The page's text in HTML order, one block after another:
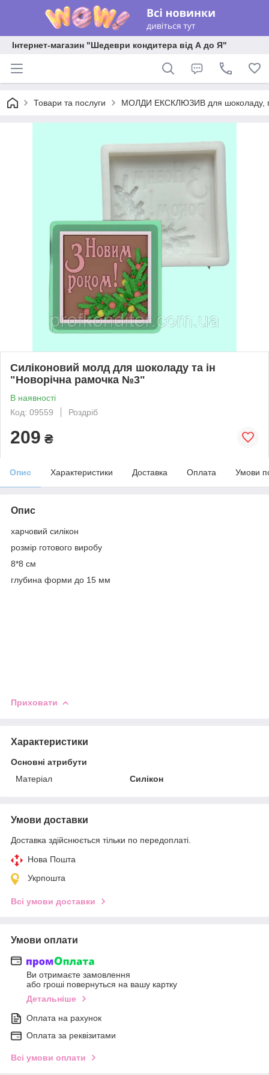
Інтернет-магазин "Шедеври кондитера від А до Я"
Товари та послуги МОЛДИ ЕКСКЛЮЗИВ для шоколаду,
Силіконовий молд для шоколаду та ін
"Новорічна рамочка №3"
В наявності
Код: 09559
Роздріб
209 ₴
Опис Характеристики Доставка Оплата Умови
Опис
харчовий силікон
розмір готового виробу
8*8 см
глубина форми до 15 мм
Приховати
Характеристики
Основні атрибути
Матеріал
Силікон
Умови доставки
Доставка здійснюється тільки по передоплаті.
Нова Пошта
Укрпошта
Всі умови доставки
Умови оплати
Ви отримаєте замовлення
або гроші повернуться на вашу картку
Детальніше
Оплата на рахунок
Оплата за реквізитами
Всі умови оплати